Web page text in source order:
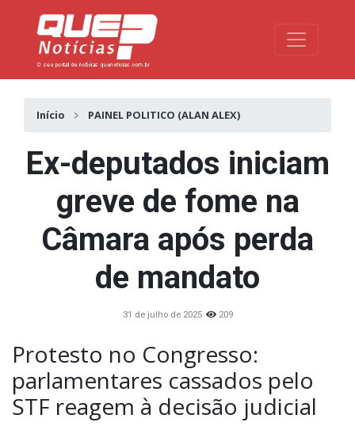
Toggle
Início PAINEL POLITICO (ALAN ALEX)
Ex-deputados iniciam
greve de fome na
Câmara após perda
de mandato
31 de julho de 2025 209
Protesto no Congresso:
parlamentares cassados pelo
STF reagem à decisão judicial